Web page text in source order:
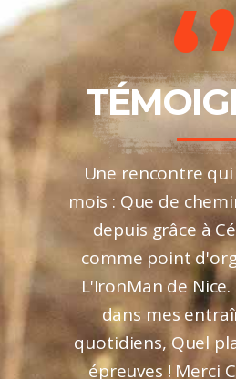
de
clair
un
Une rencontre
mois : Que de
depuis grâce à
comme point
L'IronMan de
dans mes
quotidiens, Quel
épreuves ! Merci